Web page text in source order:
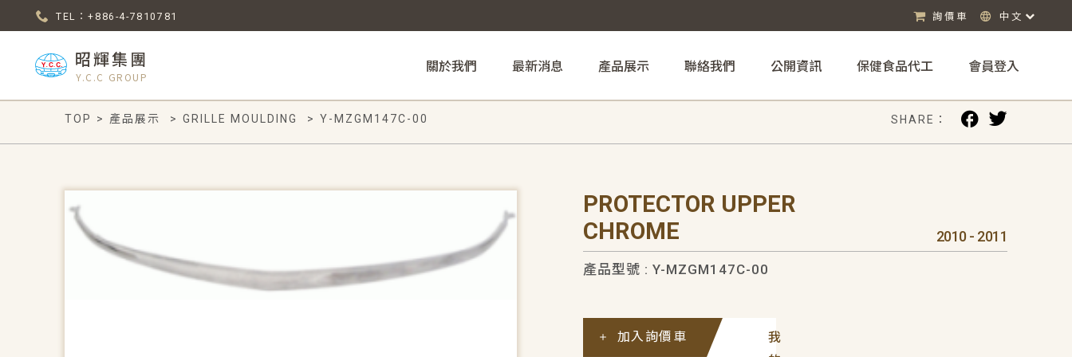
TEL：+886-4-7810781 詢價車 中文
昭輝集團
Y.C.C GROUP
關於我們 最新消息 產品展示 聯絡我們 公開資訊 保健食品代工 會員登入
TOP > 產品展示 > GRILLE MOULDING > Y-MZGM147C-00 SHARE：
PROTECTOR UPPER
CHROME
2010 - 2011
產品型號 : Y-MZGM147C-00
我
加入詢價車